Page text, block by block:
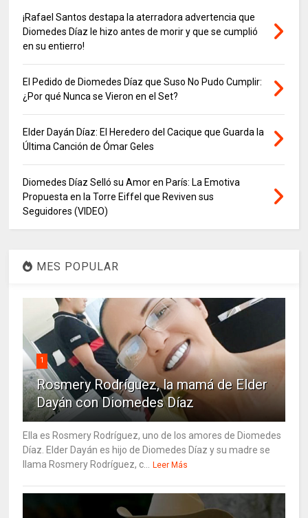
¡Rafael Santos destapa la aterradora advertencia que
Diomedes Díaz le hizo antes de morir y que se cumplió
en su entierro!
El Pedido de Diomedes Díaz que Suso No Pudo Cumplir:
¿Por qué Nunca se Vieron en el Set?
Elder Dayán Díaz: El Heredero del Cacique que Guarda la
Última Canción de Ómar Geles
Diomedes Díaz Selló su Amor en París: La Emotiva
Propuesta en la Torre Eiffel que Reviven sus
Seguidores (VIDEO)
MES POPULAR
1
Rosmery Rodríguez, la mamá de Elder
Dayán con Diomedes Díaz
Ella es Rosmery Rodríguez, uno de los amores de Diomedes
Díaz. Elder Dayán es hijo de Diomedes Díaz y su madre se
llama Rosmery Rodríguez, c... Leer Más